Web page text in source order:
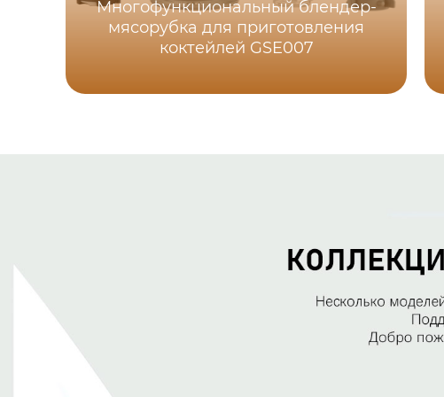
Многофункциональный блендер-
мясорубка для приготовления
коктейлей GSE007